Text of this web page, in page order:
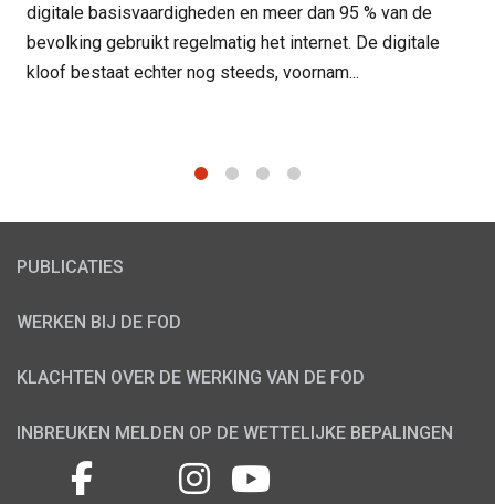
digitale basisvaardigheden en meer dan 95 % van de
bevolking gebruikt regelmatig het internet. De digitale
kloof bestaat echter nog steeds, voornam...
PUBLICATIES
WERKEN BIJ DE FOD
KLACHTEN OVER DE WERKING VAN DE FOD
INBREUKEN MELDEN OP DE WETTELIJKE BEPALINGEN